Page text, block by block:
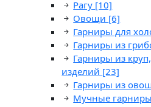
Рагу [10]
Овощи [6]
Гарниры для
Гарниры из
Гарниры из
изделий [23]
Гарниры из
Мучные гарниры